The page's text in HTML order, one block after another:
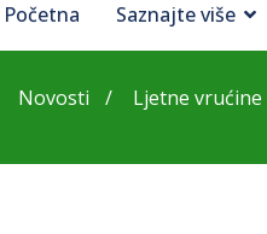
Početna Saznajte više
Novosti Ljetne vrućine